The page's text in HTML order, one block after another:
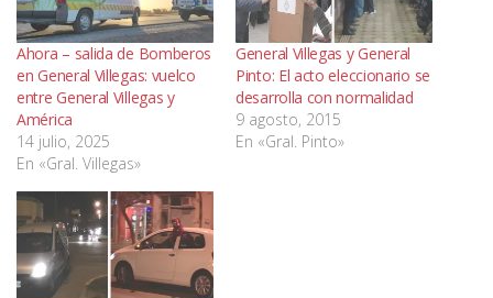
Ahora – salida de Bomberos
en General Villegas: vuelco
entre General Villegas y
América
14 julio, 2025
En «Gral. Villegas»
General Villegas y General
Pinto: El acto eleccionario se
desarrolla con normalidad
9 agosto, 2015
En «Gral. Pinto»